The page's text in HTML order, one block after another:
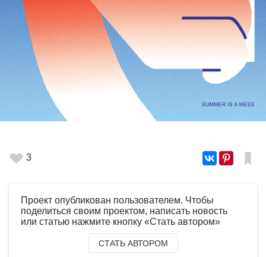
3
Проект опубликован пользователем. Чтобы
поделиться своим проектом, написать новость
или статью нажмите кнопку «Стать автором»
СТАТЬ АВТОРОМ